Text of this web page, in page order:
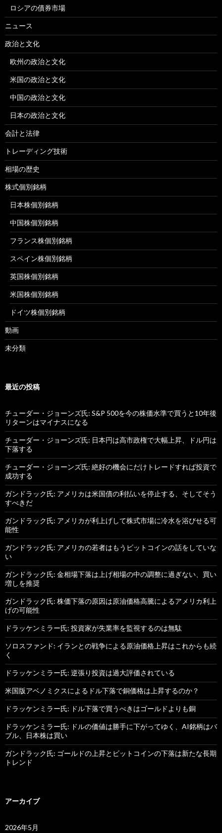
ロシアの債券市場
ニュース
政治と文化
欧州の政治と文化
米国の政治と文化
中国の政治と文化
日本の政治と文化
会計と法律
トレーディング技術
相場の歴史
株式個別銘柄
日本株個別銘柄
中国株個別銘柄
フランス株個別銘柄
スペイン株個別銘柄
英国株個別銘柄
米国株個別銘柄
ドイツ株個別銘柄
動画
未分類
最近の投稿
チューダー・ジョーンズ氏: S&P 500を今の株価水準で買うと10年後
リターンはマイナスになる
チューダー・ジョーンズ氏: 日本円は高市政権で大幅上昇、ドル円は
下落する
チューダー・ジョーンズ氏: 絶好の機会にだけトレードすれば投資で
成功する
ガンドラック氏: アメリカは米国債の利払いを停止する、そしてそう
すべきだ
ガンドラック氏: アメリカが利上げして株式市場に冷水を浴びせる可
能性
ガンドラック氏: アメリカの若者はもうビットコインの話をしていな
い
ガンドラック氏: 金相場下落は上げ相場の中の調整に過ぎない、買い
増しを推奨
ガンドラック氏: 株価下落の原因は原油価格高騰によるアメリカ利上
げの可能性
ドラッケンミラー氏: 投資家が失業率を監視するのは無駄
ソロスファンド: イランとの戦争による原油価格上昇はこれからも続
く
ドラッケンミラー氏: 逆張り投資は過大評価されている
米国版アベノミクスによるドル下落で銅価格は上昇するのか？
ドラッケンミラー氏: ドル下落で買うべきはゴールドよりも銅
ドラッケンミラー氏: ドルの価値は勝手に下がってゆく、AI銘柄はバ
ブル、日本株は買い
ガンドラック氏: ゴールドの上昇とビットコインの下落は新たな長期
トレンド
アーカイブ
2026年5月